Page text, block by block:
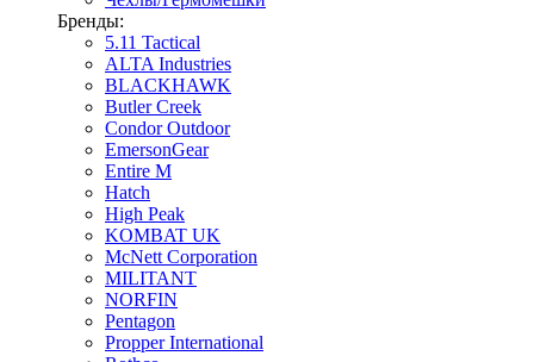
Бренды:
5.11 Tactical
ALTA Industries
BLACKHAWK
Butler Creek
Condor Outdoor
EmersonGear
Entire M
Hatch
High Peak
KOMBAT UK
McNett Corporation
MILITANT
NORFIN
Pentagon
Propper International